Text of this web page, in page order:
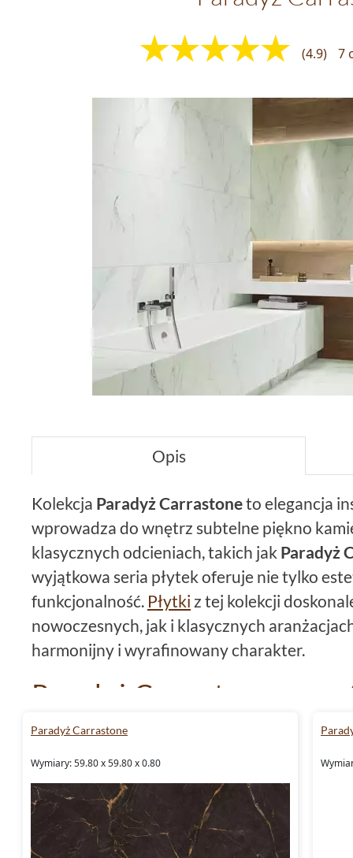
(4.9) 7
Opis
Kolekcja Paradyż Carrastoneto elegancja
wprowadza do wnętrz subtelne piękno
klasycznych odcieniach, takich jak Paradyż
wyjątkowa seria płytek oferuje nie tylko
funkcjonalność. Płytki z tej kolekcji
nowoczesnych, jak i klasycznych
harmonijny i wyrafinowany charakter.
Paradyż Carrastone -
harmonia
Płytki Paradyż Carrastone
wyróżniają się
inspirowaną naturalnym kamieniem, co
pomieszczeń.Paradyż Carrastone White
sprawdzi się w jasnych, przestronnych
Paradyż Carrastone
Wymiary: 59.80 x 59.80 x 0.80